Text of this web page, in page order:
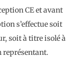
CE et avant
s’effectue soit
soit à titre isolé à
représentant.